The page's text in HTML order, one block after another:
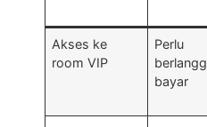
Akses ke
room VIP
Perlu
bayar